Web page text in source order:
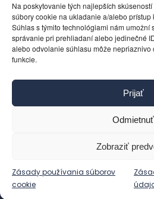
Na poskytovanie tých najlepších
súbory cookie na ukladanie a/alebo prístup
Súhlas s týmito technológiami nám umožní
správanie pri prehliadaní alebo jedinečné
alebo odvolanie súhlasu môže nepriaznivo
funkcie.
Prijať
Odmietnuť
Zobraziť
Zásady používania súborov
cookie
Zdravie a krása 15. júla
Kontakt
Pravidlá
Reklama
Cookies
Ochrana